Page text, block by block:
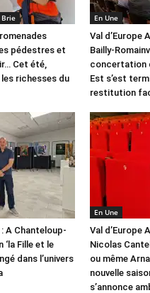
Brie
pédestres et
Cet été,
richesses du
En Une
Val d’Europe
Bailly-
concertation
Est s’est
restitution
A Chanteloup-
‘la Fille et le
dans l’univers
En Une
Val d’Europe
Nicolas
ou même
nouvelle
s’annonce